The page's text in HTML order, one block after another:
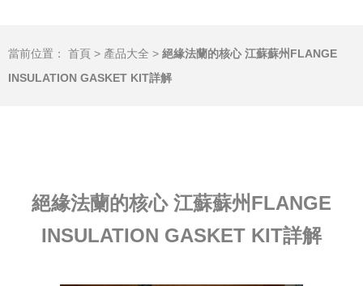
當前位置： 首頁 > 產品大全 > 絕緣法蘭的核心 江蘇蘇州FLANGE
INSULATION GASKET KIT詳解
絕緣法蘭的核心 江蘇蘇州FLANGE
INSULATION GASKET KIT詳解